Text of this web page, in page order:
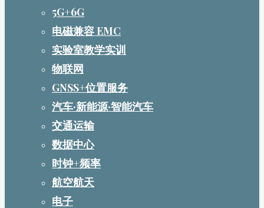
5G+6G
电磁兼容 EMC
实验室教学实训
物联网
GNSS+位置服务
汽车·新能源·智能汽车
交通运输
数据中心
时钟+频率
航空航天
电子